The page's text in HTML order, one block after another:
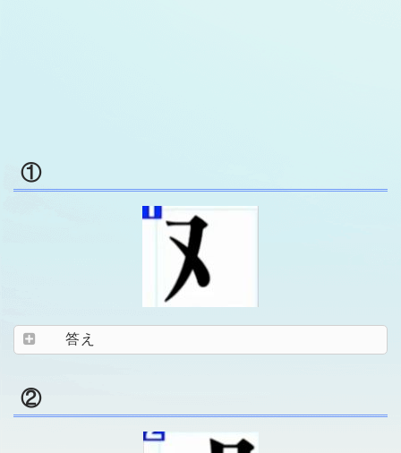
①
答え
②